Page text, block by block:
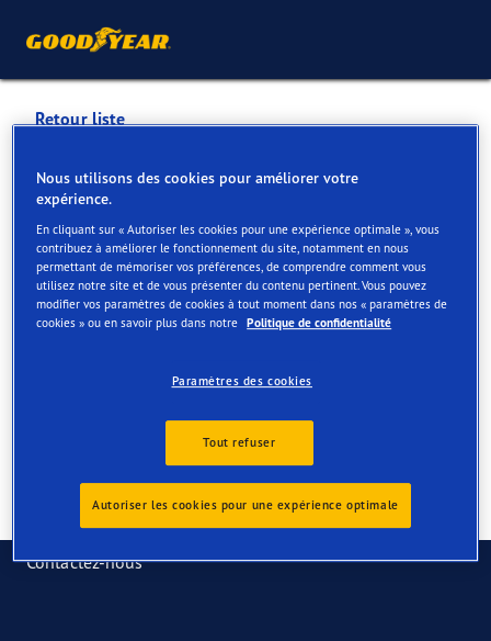
Retour liste
BANDENBEDRIJF
VANDEKERCKHOVE NV
GENTBRUGGE
Services disponibles en ligne et en magasin
Services Avis
Contactez-nous
Nous utilisons des cookies pour améliorer votre
expérience.
En cliquant sur « Autoriser les cookies pour une expérience optimale », vous
contribuez à améliorer le fonctionnement du site, notamment en nous
permettant de mémoriser vos préférences, de comprendre comment vous
utilisez notre site et de vous présenter du contenu pertinent. Vous pouvez
modifier vos paramètres de cookies à tout moment dans nos « paramètres de
cookies » ou en savoir plus dans notre Politique de confidentialité
Paramètres des cookies
Tout refuser
Autoriser les cookies pour une expérience optimale